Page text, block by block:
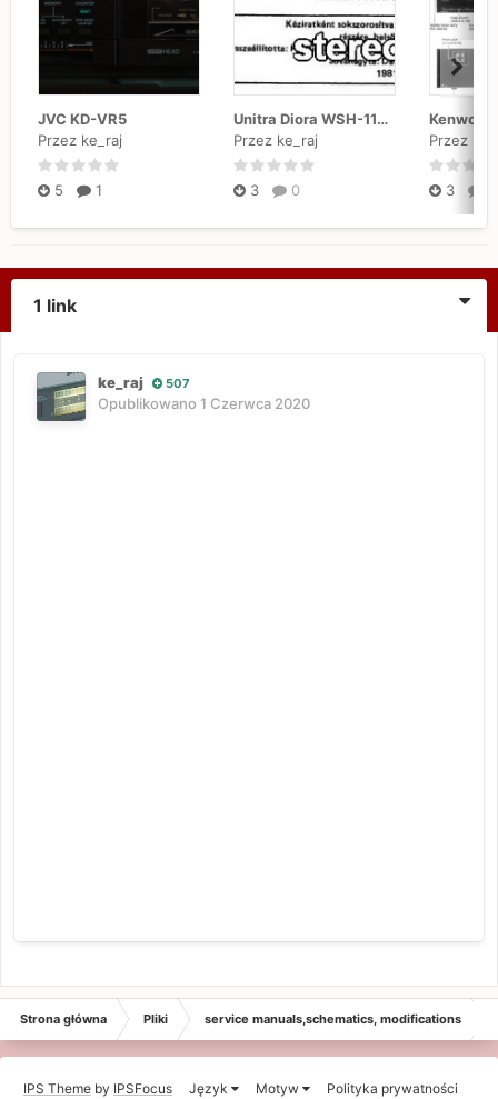
JVC KD-VR5
Przez ke_raj
5 1
Unitra Diora WSH-110, WSH-111, WSH-402 "Kleopatra 2"
Przez ke_raj
3 0
Przez
3
1 link
ke_raj 507
Opublikowano 1 Czerwca 2020
Strona główna Pliki service manuals,schematics, modifications
IPS Theme by IPSFocus Język Motyw Polityka prywatności